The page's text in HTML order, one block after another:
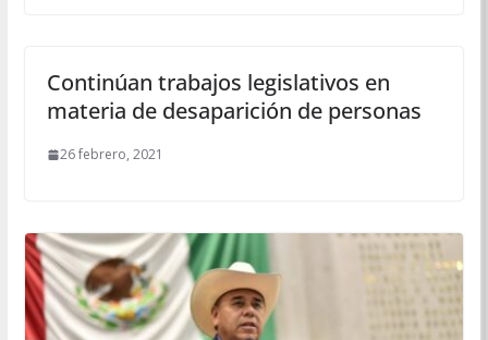
Continúan trabajos legislativos en
materia de desaparición de personas
26 febrero, 2021